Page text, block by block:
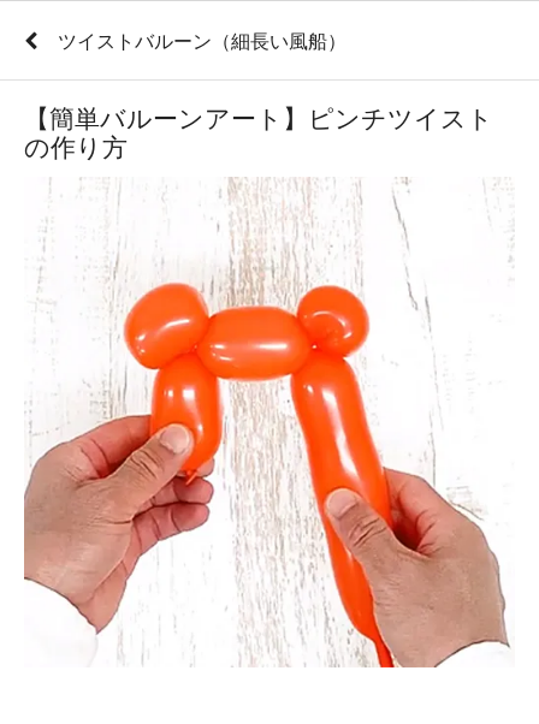
ツイストバルーン（細長い風船）
【簡単バルーンアート】ピンチツイスト
の作り方